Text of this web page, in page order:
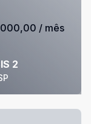
2
/ mês